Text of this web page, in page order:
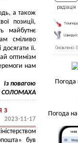
а також
позиції,
майбутнє
сміливо
її.
оптимізм
нам
Із повагою
СОЛОМАХА
з
2023-11-17
був
Погода на